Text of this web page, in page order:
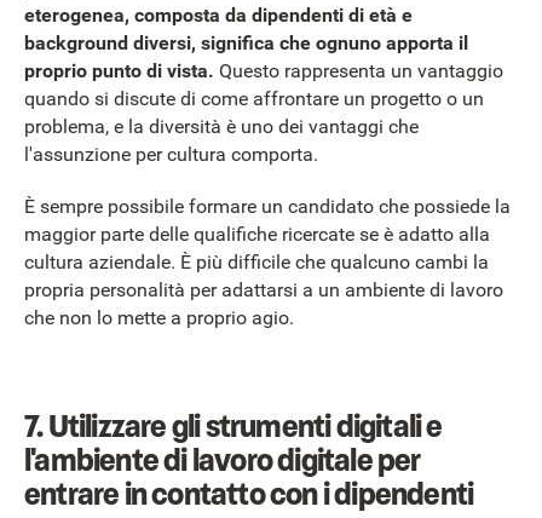
eterogenea, composta da dipendenti di età e
background diversi, significa che ognuno apporta il
proprio punto di vista. Questo rappresenta un vantaggio
quando si discute di come affrontare un progetto o un
problema, e la diversità è uno dei vantaggi che
l'assunzione per cultura comporta.
È sempre possibile formare un candidato che possiede la
maggior parte delle qualifiche ricercate se è adatto alla
cultura aziendale. È più difficile che qualcuno cambi la
propria personalità per adattarsi a un ambiente di lavoro
che non lo mette a proprio agio.
7. Utilizzare gli strumenti digitali e
l'ambiente di lavoro digitale per
entrare in contatto con i dipendenti